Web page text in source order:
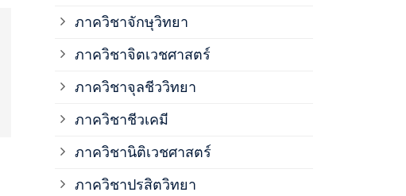
ภาควิชาจักษุวิทยา
ภาควิชาจิตเวชศาสตร์
ภาควิชาจุลชีววิทยา
ภาควิชาชีวเคมี
ภาควิชานิติเวชศาสตร์
ภาควิชาปรสิตวิทยา